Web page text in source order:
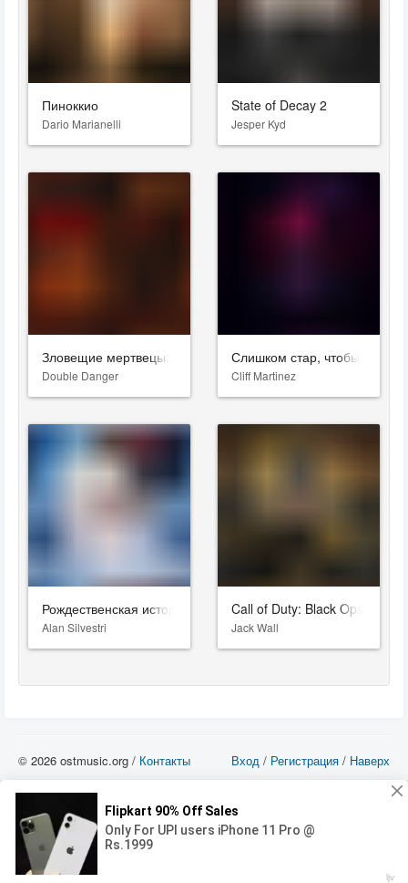
Пиноккио
Dario Marianelli
State of Decay 2
Jesper Kyd
Зловещие мертвецы: Пекло
Double Danger
Слишком стар, чтобы
Cliff Martinez
Рождественская история
Alan Silvestri
Call of Duty: Black Ops 4
Jack Wall
Вход / Регистрация / Наверх
© 2026 ostmusic.org / Контакты
можете использовать такие материалы только в том в случае, если
использование производится с ознакомительными целями - для прочих целей
вы должны приобрести лицензионную запись.